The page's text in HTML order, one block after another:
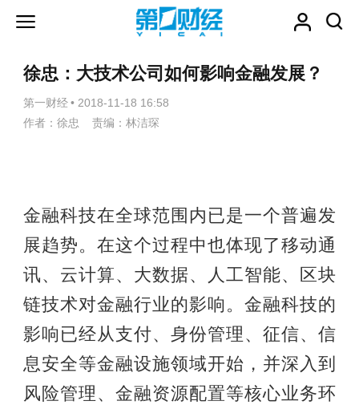
徐忠：大技术公司如何影响金融发展？
第一财经 • 2018-11-18 16:58
作者：徐忠 责编：林洁琛
金融科技在全球范围内已是一个普遍发
展趋势。在这个过程中也体现了移动通
讯、云计算、大数据、人工智能、区块
链技术对金融行业的影响。金融科技的
影响已经从支付、身份管理、征信、信
息安全等金融设施领域开始，并深入到
风险管理、金融资源配置等核心业务环